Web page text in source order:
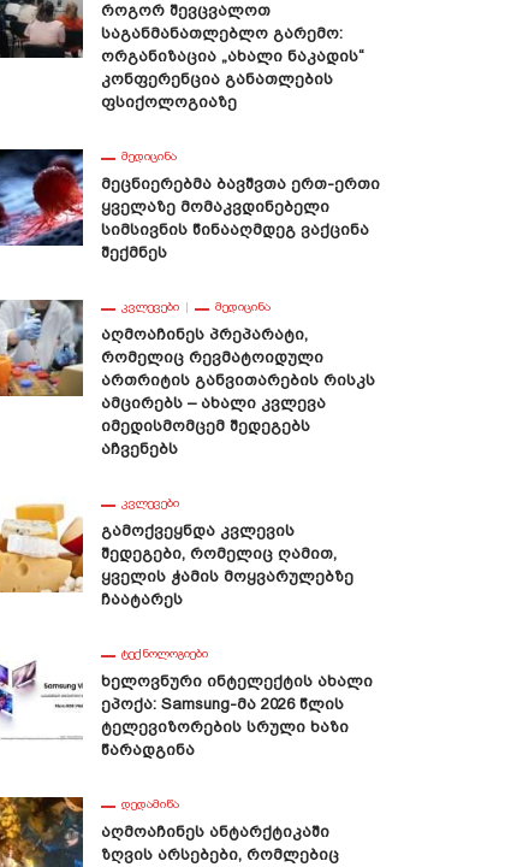
Როგორ Შევცვალოთ
Საგანმანათლებლო Გარემო:
Ორგანიზაცია „ახალი Ნაკადის“
Კონფერენცია Განათლების
Ფსიქოლოგიაზე
ᲛᲔᲓᲘᲪᲘᲜᲐ
Მეცნიერებმა Ბავშვთა Ერთ-Ერთი
Ყველაზე Მომაკვდინებელი
Სიმსივნის Წინააღმდეგ Ვაქცინა
Შექმნეს
ᲙᲕᲚᲔᲕᲔᲑᲘ ᲛᲔᲓᲘᲪᲘᲜᲐ
Აღმოაჩინეს Პრეპარატი,
Რომელიც Რევმატოიდული
Ართრიტის Განვითარების Რისკს
Ამცირებს – Ახალი Კვლევა
Იმედისმომცემ Შედეგებს
Აჩვენებს
ᲙᲕᲚᲔᲕᲔᲑᲘ
Გამოქვეყნდა Კვლევის
Შედეგები, Რომელიც Ღამით,
Ყველის Ჭამის Მოყვარულებზე
Ჩაატარეს
ᲢᲔᲥᲜᲝᲚᲝᲒᲘᲔᲑᲘ
Ხელოვნური Ინტელექტის Ახალი
Ეპოქა: Samsung-Მა 2026 Წლის
Ტელევიზორების Სრული Ხაზი
Წარადგინა
ᲓᲔᲓᲐᲛᲘᲬᲐ
Აღმოაჩინეს Ანტარქტიკაში
Ზღვის Არსებები, Რომლებიც